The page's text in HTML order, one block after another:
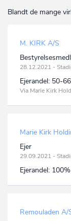
Blandt de mange
M. KIRK A/S
28.12.2021 -
Ejerandel: 50-
Via Marie Kirk
Marie Kirk
Ejer
29.09.2021 -
Ejerandel: 100%
Remouladen A/